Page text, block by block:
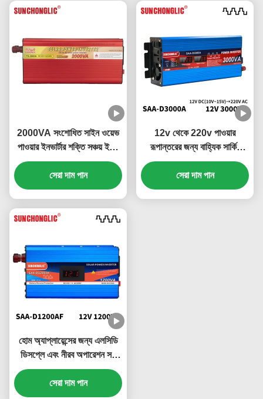
2000VA সংশোধিত সাইন ওয়েভ
পাওয়ার ইনভার্টার শক্তি সঞ্চয় ইকো
বন্ধুত্বপূর্ণ অফ গ্রিড সৌর ইনভার্টার
সেরা দাম পান
12v থেকে 220v পাওয়ার
রূপান্তরের জন্য বাহ্যিক সার্কিট
ফিউজ সহ 3000W ডিসপ্লে
পরিবর্তিত সাইন ওয়েভ ইনভার্টার
সেরা দাম পান
হোম অ্যাপ্লায়েন্সের জন্য এলসিডি
ডিসপ্লে এবং নীরব অপারেশন সহ
1200W সৌর শক্তি ইনভার্টার
সেরা দাম পান